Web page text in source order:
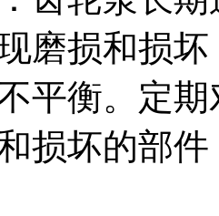
磨损和损
平衡。定
损坏的部